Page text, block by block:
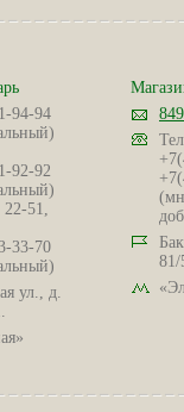
94-94
92-92
51,
33-70
ул., д.
81/